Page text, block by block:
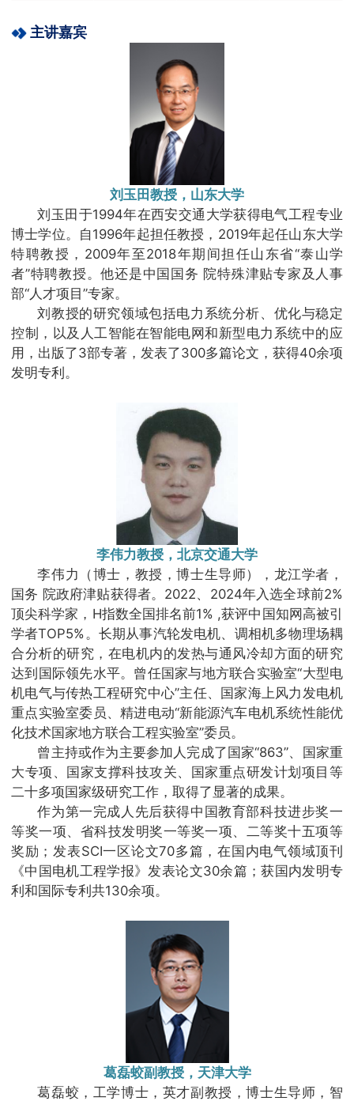
主讲嘉宾
刘玉田教授，山东大学
刘玉田于1994年在西安交通大学获得电气工程专业
博士学位。自1996年起担任教授，2019年起任山东大学
特聘教授，2009年至2018年期间担任山东省“泰山学
者”特聘教授。他还是中国国务 院特殊津贴专家及人事
部“人才项目”专家。
刘教授的研究领域包括电力系统分析、优化与稳定
控制，以及人工智能在智能电网和新型电力系统中的应
用，出版了3部专著，发表了300多篇论文，获得40余项
发明专利。
李伟力教授，北京交通大学
李伟力（博士，教授，博士生导师），龙江学者，
国务 院政府津贴获得者。2022、2024年入选全球前2%
顶尖科学家，H指数全国排名前1% ,获评中国知网高被引
学者TOP5%。长期从事汽轮发电机、调相机多物理场耦
合分析的研究，在电机内的发热与通风冷却方面的研究
达到国际领先水平。曾任国家与地方联合实验室“大型电
机电气与传热工程研究中心”主任、国家海上风力发电机
重点实验室委员、精进电动“新能源汽车电机系统性能优
化技术国家地方联合工程实验室”委员。
曾主持或作为主要参加人完成了国家“863”、国家重
大专项、国家支撑科技攻关、国家重点研发计划项目等
二十多项国家级研究工作，取得了显著的成果。
作为第一完成人先后获得中国教育部科技进步奖一
等奖一项、省科技发明奖一等奖一项、二等奖十五项等
奖励；发表SCI一区论文70多篇，在国内电气领域顶刊
《中国电机工程学报》发表论文30余篇；获国内发明专
利和国际专利共130余项。
葛磊蛟副教授，天津大学
葛磊蛟，工学博士，英才副教授，博士生导师，智